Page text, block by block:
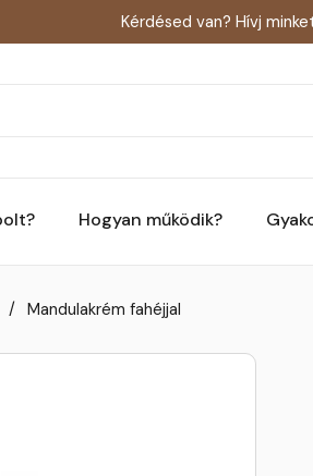
Kérdésed van? Hívj
Hogyan működik?
/ Mandulakrém fahéjjal